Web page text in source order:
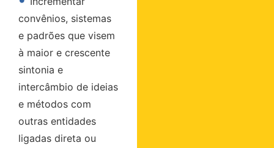
convênios, sistemas
e padrões que visem
à maior e crescente
sintonia e
intercâmbio de ideias
e métodos com
outras entidades
ligadas direta ou